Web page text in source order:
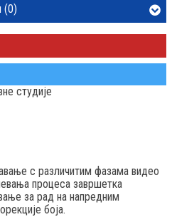
студије
с различитим фазама видео
процеса завршетка
за рад на напредним
боја.
(0)